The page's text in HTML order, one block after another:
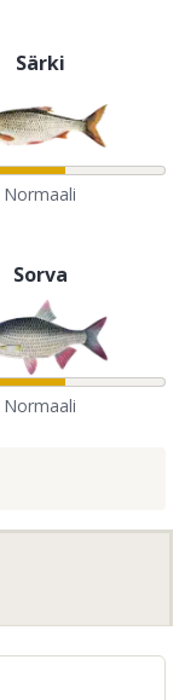
Särki
Normaali
Sorva
Normaali